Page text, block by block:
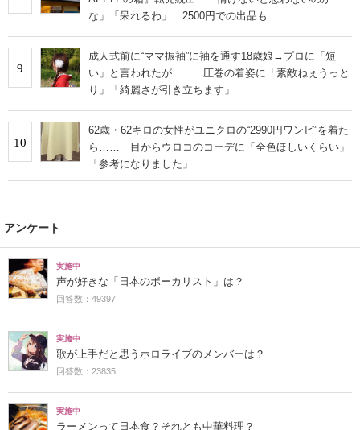
な」「呆れるわ」 2500円での出品も
9
成人式前に“ママ振袖”に袖を通す18歳娘→プロに「短
い」と言われたが…… 圧巻の着姿に「素敵ねぇうっと
り」「綺麗さが引き立ちます」
10
62歳・62キロの女性がユニクロの“2990円ワンピ”を着た
ら…… 目からウロコのコーデに「全色ほしいくらい」
「参考になりました」
アンケート
実施中
声が好きな「日本のボーカリスト」は？
回答数：49397
実施中
歌が上手だと思うホロライブのメンバーは？
回答数：23835
実施中
ラーメンって日本食？それとも中華料理？